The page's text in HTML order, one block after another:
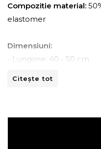
Compozitie material:
elastomer
Dimensiuni:
- Lungime: 40 - 50 cm
Citește tot